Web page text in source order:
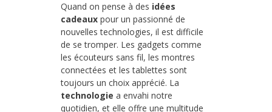
Quand on pense à des idées
cadeaux pour un passionné de
nouvelles technologies, il est difficile
de se tromper. Les gadgets comme
les écouteurs sans fil, les montres
connectées et les tablettes sont
toujours un choix apprécié. La
technologie a envahi notre
quotidien, et elle offre une multitude